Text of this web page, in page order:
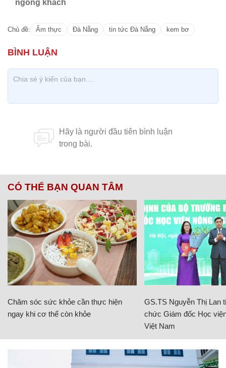
ngóng khách
Chủ đề: Ẩm thực Đà Nẵng tin tức Đà Nẵng kem bơ
CÓ THỂ BẠN QUAN TÂM
Chăm sóc sức khỏe cần thực hiện
ngay khi cơ thể còn khỏe
GS.TS Nguyễn Thị Lan
chức Giám đốc Học
Việt Nam